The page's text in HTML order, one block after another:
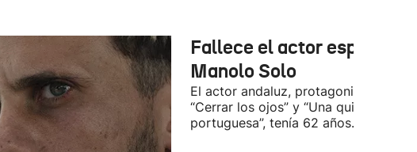
Fallece el actor español
Manolo Solo
El actor andaluz, protagonista de
“Cerrar los ojos” y “Una quinta
portuguesa”, tenía 62 años.